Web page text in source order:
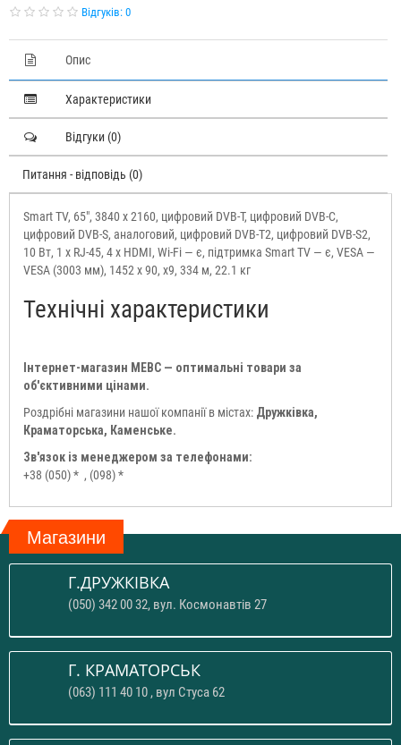
Відгуків: 0
Опис
Характеристики
Відгуки (0)
Питання - відповідь (0)
Smart TV, 65", 3840 x 2160, цифровий DVB-T, цифровий DVB-C,
цифровий DVB-S, аналоговий, цифровий DVB-T2, цифровий DVB-S2,
10 Вт, 1 x RJ-45, 4 x HDMI, Wi-Fi — є, підтримка Smart TV — є, VESA —
VESA (3003 мм), 1452 x 90, x9, 334 м, 22.1 кг
Технічні характеристики
Інтернет-магазин МЕВС — оптимальні товари за
об'єктивними цінами.
Роздрібні магазини нашої компанії в містах: Дружківка,
Краматорська, Каменське.
Зв'язок із менеджером за телефонами:
+38 (050) * , (098) *
Магазини
Г.ДРУЖКІВКА
(050) 342 00 32, вул. Космонавтів 27
Г. КРАМАТОРСЬК
(063) 111 40 10 , вул Стуса 62